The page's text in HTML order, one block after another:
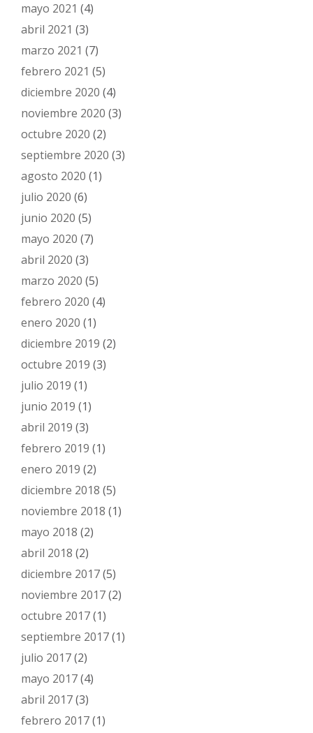
mayo 2021 (4)
abril 2021 (3)
marzo 2021 (7)
febrero 2021 (5)
diciembre 2020 (4)
noviembre 2020 (3)
octubre 2020 (2)
septiembre 2020 (3)
agosto 2020 (1)
julio 2020 (6)
junio 2020 (5)
mayo 2020 (7)
abril 2020 (3)
marzo 2020 (5)
febrero 2020 (4)
enero 2020 (1)
diciembre 2019 (2)
octubre 2019 (3)
julio 2019 (1)
junio 2019 (1)
abril 2019 (3)
febrero 2019 (1)
enero 2019 (2)
diciembre 2018 (5)
noviembre 2018 (1)
mayo 2018 (2)
abril 2018 (2)
diciembre 2017(5)
noviembre 2017(2)
octubre 2017(1)
septiembre 2017(1)
julio 2017(2)
mayo 2017(4)
abril 2017(3)
febrero 2017(1)